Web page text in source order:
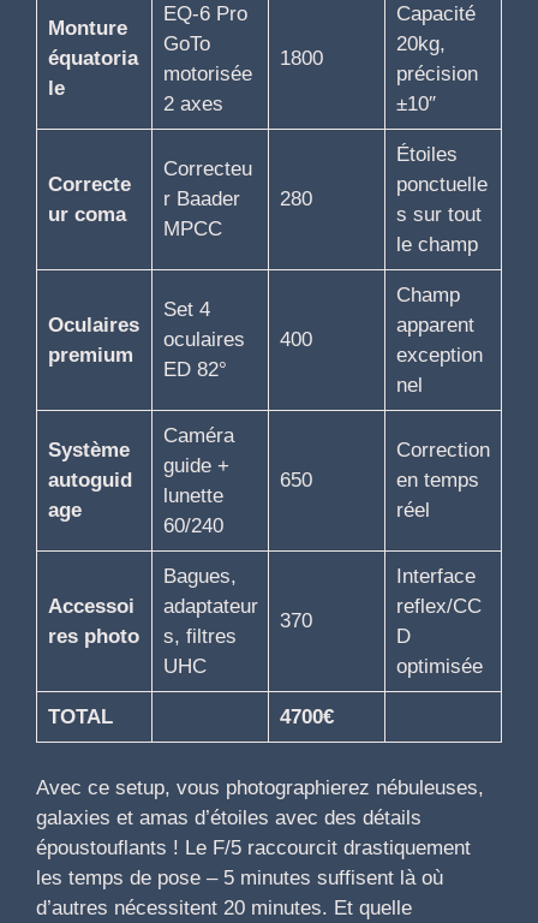
Monture
équatoria
le
EQ-6 Pro
GoTo
motorisée
2 axes
1800
Capacité
20kg,
précision
±10″
Correcte
ur coma
Correcteu
r Baader
MPCC
280
Étoiles
ponctuelle
s sur tout
le champ
Oculaires
premium
Set 4
oculaires
ED 82°
400
Champ
apparent
exception
nel
Système
autoguid
age
Caméra
guide +
lunette
60/240
650
Correction
en temps
réel
Accessoi
res photo
Bagues,
adaptateur
s, filtres
UHC
370
Interface
reflex/CC
D
optimisée
TOTAL 4700€
Avec ce setup, vous photographierez nébuleuses,
galaxies et amas d’étoiles avec des détails
époustouflants ! Le F/5 raccourcit drastiquement
les temps de pose – 5 minutes suffisent là où
d’autres nécessitent 20 minutes. Et quelle